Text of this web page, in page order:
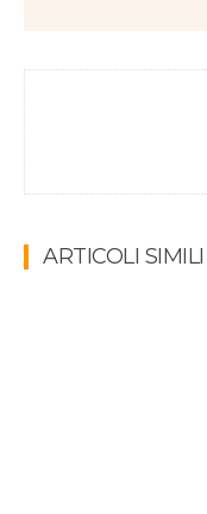
ARTICOLI SIMILI